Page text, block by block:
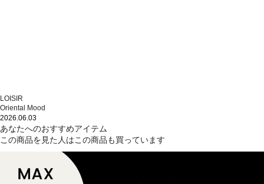
LOISIR
Oriental Mood
2026.06.03
あなたへのおすすめアイテム
この商品を見た人はこの商品も買っています